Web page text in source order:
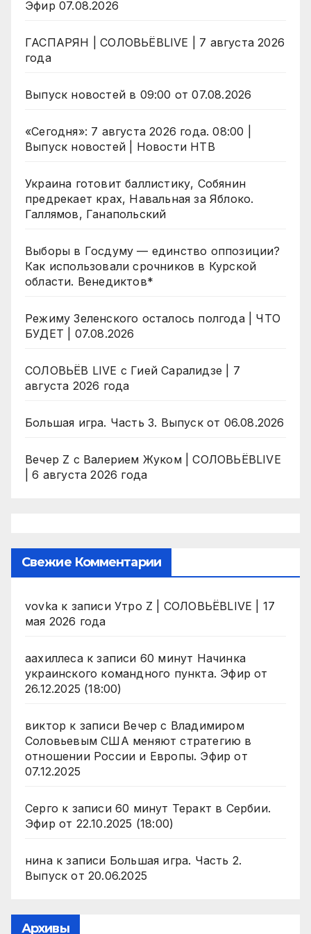
Эфир 07.08.2026
ГАСПАРЯН | СОЛОВЬЁВLIVE | 7 августа 2026
года
Выпуск новостей в 09:00 от 07.08.2026
«Сегодня»: 7 августа 2026 года. 08:00 |
Выпуск новостей | Новости НТВ
Украина готовит баллистику, Собянин
предрекает крах, Навальная за Яблоко.
Галлямов, Ганапольский
Выборы в Госдуму — единство оппозиции?
Как использовали срочников в Курской
области. Венедиктов*
Режиму Зеленского осталось полгода | ЧТО
БУДЕТ | 07.08.2026
СОЛОВЬЁВ LIVE с Гией Саралидзе | 7
августа 2026 года
Большая игра. Часть 3. Выпуск от 06.08.2026
Вечер Z с Валерием Жуком | СОЛОВЬЁВLIVE
| 6 августа 2026 года
Свежие Комментарии
vovka к записи Утро Z | СОЛОВЬЁВLIVE | 17
мая 2026 года
аахиллесак записи 60 минут Начинка
украинского командного пункта. Эфир от
26.12.2025 (18:00)
виктор к записи Вечер с Владимиром
Соловьевым США меняют стратегию в
отношении России и Европы. Эфир от
07.12.2025
Серго к записи 60 минут Теракт в Сербии.
Эфир от 22.10.2025 (18:00)
нинак записи Большая игра. Часть 2.
Выпуск от 20.06.2025
Архивы